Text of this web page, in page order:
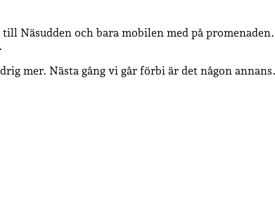
Näsudden och bara mobilen med på
mer. Nästa gång vi går förbi är det någon annans.